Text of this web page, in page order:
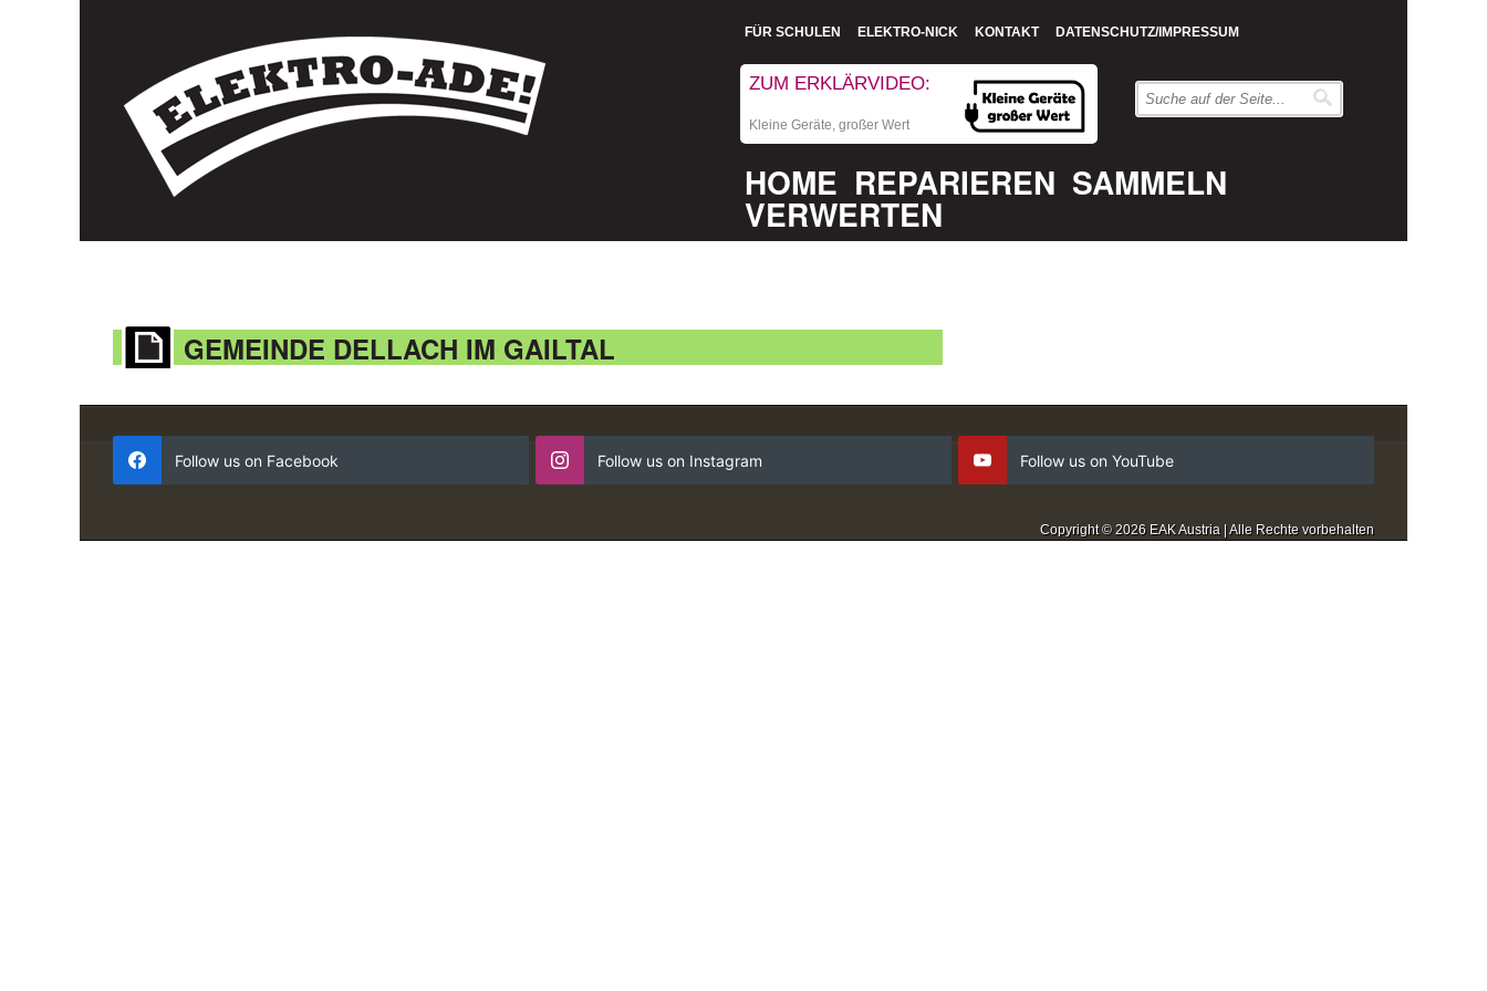
FÜR SCHULEN ELEKTRO-NICK KONTAKT DATENSCHUTZ/IMPRESSUM
ZUM ERKLÄRVIDEO:
Kleine Geräte, großer Wert
HOME REPARIEREN SAMMELN
VERWERTEN
GEMEINDE DELLACH IM GAILTAL
Follow us on Facebook Follow us on Instagram Follow us on YouTube
Copyright © 2026 EAK Austria | Alle Rechte vorbehalten